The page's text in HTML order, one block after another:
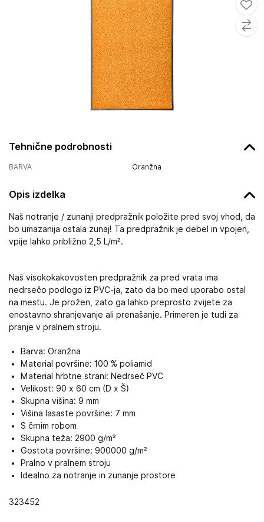
Tehnične podrobnosti
BARVA Oranžna
Opis izdelka
Naš notranje / zunanji predpražnik položite pred svoj vhod, da
bo umazanija ostala zunaj! Ta predpražnik je debel in vpojen,
vpije lahko približno 2,5 L/m².
Naš visokokakovosten predpražnik za pred vrata ima
nedrsečo podlogo iz PVC-ja, zato da bo med uporabo ostal
na mestu. Je prožen, zato ga lahko preprosto zvijete za
enostavno shranjevanje ali prenašanje. Primeren je tudi za
pranje v pralnem stroju.
Barva: Oranžna
Material površine: 100 % poliamid
Material hrbtne strani: Nedrseč PVC
Velikost: 90 x 60 cm (D x Š)
Skupna višina: 9 mm
Višina lasaste površine: 7 mm
S črnim robom
Skupna teža: 2900 g/m²
Gostota površine: 900000 g/m²
Pralno v pralnem stroju
Idealno za notranje in zunanje prostore
323452